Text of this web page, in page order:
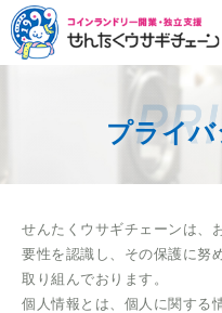
プライ
せんたくウサギチェーンは、
要性を認識し、その保護に努
取り組んでおります。
個人情報とは、個人に関する